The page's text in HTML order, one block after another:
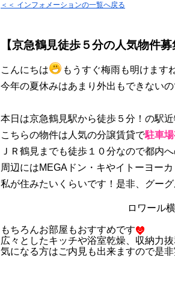
＜＜ インフォメーションの一覧へ戻る
【京急鶴見徒歩５分の人気物件募
こんにちは
もうすぐ梅雨も明けます
今年の夏休みはあまり外出もできない
本日は京急鶴見駅から徒歩５分！の駅
こちらの物件は人気の分譲賃貸で駐車
ＪＲ鶴見までも徒歩１０分なので都内
周辺にはMEGAドン・キやイトーヨー
私が住みたいくらいです！是非、グー
ロワール
もちろんお部屋もおすすめです
広々としたキッチや浴室乾燥、収納力
気になる方はご内見も出来ますので是